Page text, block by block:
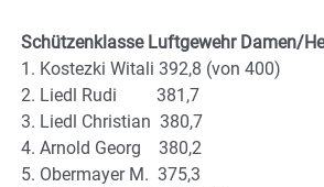
Schützenklasse Luftgewehr Damen/
1. Kostezki Witali 392,8 (von 400)
2. Liedl Rudi 381,7
3. Liedl Christian 380,7
4. Arnold Georg 380,2
5. Obermayer M. 375,3